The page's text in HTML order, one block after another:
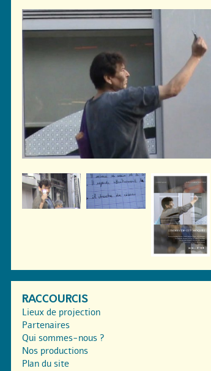
RACCOURCIS
Lieux de projection
Partenaires
Qui sommes-nous ?
Nos productions
Plan du site